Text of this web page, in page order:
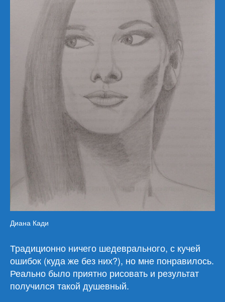
Диана Кади
Традиционно ничего шедеврального, с кучей
ошибок (куда же без них?), но мне понравилось.
Реально было приятно рисовать и результат
получился такой душевный.